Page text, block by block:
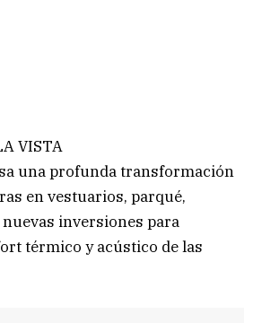
VISTA
una profunda transformación
en vestuarios, parqué,
inversiones para
térmico y acústico de las